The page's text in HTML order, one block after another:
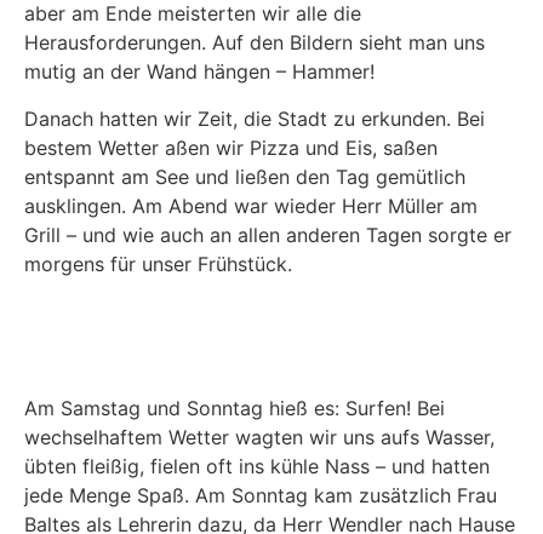
aber am Ende meisterten wir alle die
Herausforderungen. Auf den Bildern sieht man uns
mutig an der Wand hängen – Hammer!
Danach hatten wir Zeit, die Stadt zu erkunden. Bei
bestem Wetter aßen wir Pizza und Eis, saßen
entspannt am See und ließen den Tag gemütlich
ausklingen. Am Abend war wieder Herr Müller am
Grill – und wie auch an allen anderen Tagen sorgte er
morgens für unser Frühstück.
Am Samstag und Sonntag hieß es: Surfen! Bei
wechselhaftem Wetter wagten wir uns aufs Wasser,
übten fleißig, fielen oft ins kühle Nass – und hatten
jede Menge Spaß. Am Sonntag kam zusätzlich Frau
Baltes als Lehrerin dazu, da Herr Wendler nach Hause